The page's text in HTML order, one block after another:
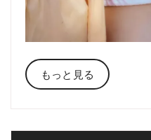
もっと見る